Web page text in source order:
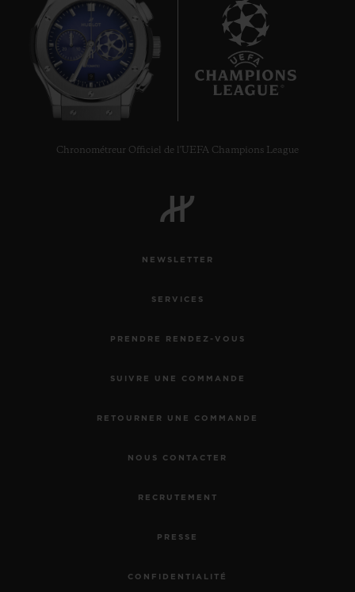
Chronométreur Officiel de l'UEFA Champions League
NEWSLETTER
SERVICES
PRENDRE RENDEZ-VOUS
SUIVRE UNE COMMANDE
RETOURNER UNE COMMANDE
NOUS CONTACTER
RECRUTEMENT
PRESSE
CONFIDENTIALITÉ